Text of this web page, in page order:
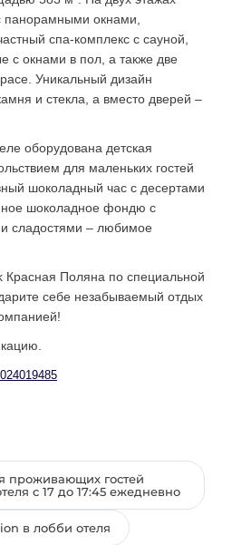
панорамными окнами,
спа-комплекс с сауной,
с окнами в пол, а также две
Уникальный дизайн
и стекла, а вместо дверей –
оборудована детская
для маленьких гостей
шоколадный час с десертами
шоколадное фондю с
сладостями – любимое
Красная Поляна по специальной
себе незабываемый отдых
проживающих гостей
с 17 до 17:45 ежедневно
в лобби отеля